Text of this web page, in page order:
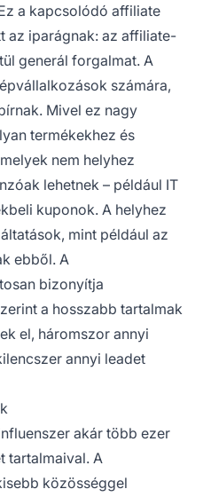
a kapcsolódó affiliate
az iparágnak: az affiliate-
generál forgalmat. A
számára,
Mivel ez nagy
termékekhez és
nem helyhez
lehetnek – például IT
kuponok. A helyhez
mint például az
ebből. A
bizonyítja
a hosszabb tartalmak
el, háromszor annyi
annyi leadet
akár több ezer
tartalmaival. A
közösséggel